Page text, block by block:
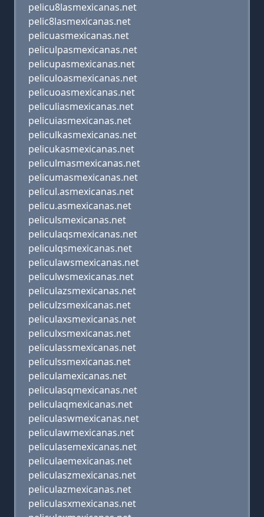
pelicu8lasmexicanas.net
pelic8lasmexicanas.net
pelicuasmexicanas.net
peliculpasmexicanas.net
pelicupasmexicanas.net
peliculoasmexicanas.net
pelicuoasmexicanas.net
peliculiasmexicanas.net
pelicuiasmexicanas.net
peliculkasmexicanas.net
pelicukasmexicanas.net
peliculmasmexicanas.net
pelicumasmexicanas.net
pelicul.asmexicanas.net
pelicu.asmexicanas.net
peliculsmexicanas.net
peliculaqsmexicanas.net
peliculqsmexicanas.net
peliculawsmexicanas.net
peliculwsmexicanas.net
peliculazsmexicanas.net
peliculzsmexicanas.net
peliculaxsmexicanas.net
peliculxsmexicanas.net
peliculassmexicanas.net
peliculssmexicanas.net
peliculamexicanas.net
peliculasqmexicanas.net
peliculaqmexicanas.net
peliculaswmexicanas.net
peliculawmexicanas.net
peliculasemexicanas.net
peliculaemexicanas.net
peliculaszmexicanas.net
peliculazmexicanas.net
peliculasxmexicanas.net